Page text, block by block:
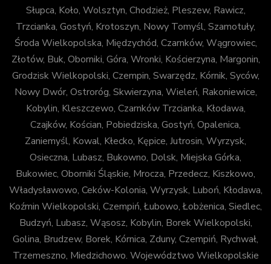
Słupca, Koło, Wolsztyn, Chodzież, Pleszew, Rawicz,
Trzcianka, Gostyń, Krotoszyn, Nowy Tomyśl, Szamotuły,
Środa Wielkopolska, Międzychód, Czarnków, Wągrowiec,
Złotów, Buk, Oborniki, Góra, Wronki, Kościerzyna, Margonin,
Grodzisk Wielkopolski, Czempin, Swarzędz, Kórnik, Syców,
Nowy Dwór, Ostroróg, Skwierzyna, Wieleń, Rakoniewice,
Kobylin, Kleszczewo, Czarnków Trzcianka, Kłodawa,
Czajków, Kościan, Pobiedziska, Gostyń, Opalenica,
Zaniemyśl, Kowal, Kłecko, Kępice, Jutrosin, Wyrzysk,
Osieczna, Lubasz, Bukowno, Dolsk, Miejska Górka,
Bukowiec, Oborniki Śląskie, Mrocza, Przedecz, Kiszkowo,
Władysławowo, Ceków-Kolonia, Wyrzysk, Luboń, Kłodawa,
Koźmin Wielkopolski, Czempiń, Łubowo, Łobżenica, Siedlec,
Budzyń, Lubasz, Wąsosz, Kobylin, Borek Wielkopolski,
Golina, Brudzew, Borek, Kórnica, Zduny, Czempiń, Rychwał,
Trzemeszno, Miedzichowo. Województwo Wielkopolskie